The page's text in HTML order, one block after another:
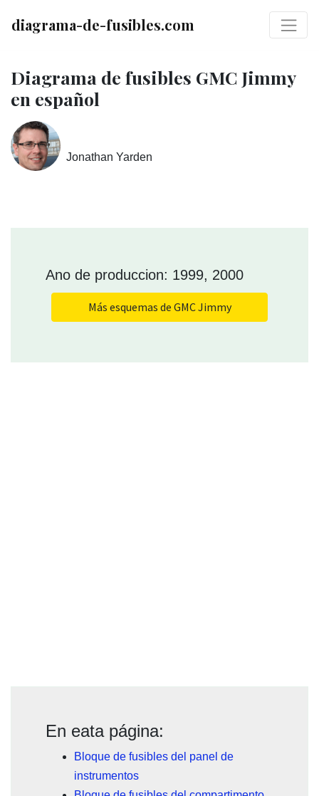
diagrama-de-fusibles.com
Diagrama de fusibles GMC Jimmy
en español
Jonathan Yarden
Ano de produccion: 1999, 2000
Más esquemas de GMC Jimmy
En eata página:
Bloque de fusibles del panel de
instrumentos